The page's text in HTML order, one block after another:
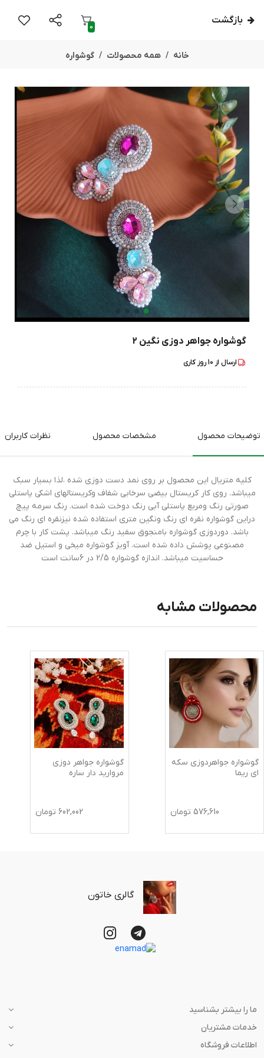
بازگشت
0
خانه همه محصولات گوشواره
گوشواره جواهر دوزی نگین 2
ارسال از 10روز کاری
توضیحات محصول مشخصات محصول نظرات کاربران
کلیه متریال این محصول بر روی نمد دست دوزی شده ،لذا بسیار سبک
میباشد. روی کار کریستال بیضی سرخابی شفاف وکریستالهای اشکی پاستلی
صورتی رنگ ومربع پاستلی آبی رنگ دوخت شده است. رنگ سرمه پیچ
دراین گوشواره نقره ای رنگ ونگین متری استفاده شده نیزنقره ای رنگ می
باشد. دوردوزی گوشواره بامنجوق سفید رنگ میباشد. پشت کار با چرم
مصنوعی پوشش داده شده است. آویز گوشواره میخی و استیل ضد
حساسیت میباشد. اندازه گوشواره 2/5 در 6سانت است
محصولات مشابه
گوشواره جواهردوزی سکه
ای ریما
576,610 تومان
گوشواره جواهر دوزی
مروارید دار ساره
602,002 تومان
گالری خاتون
ما را بیشتر بشناسید
خدمات مشتریان
اطلاعات فروشگاه